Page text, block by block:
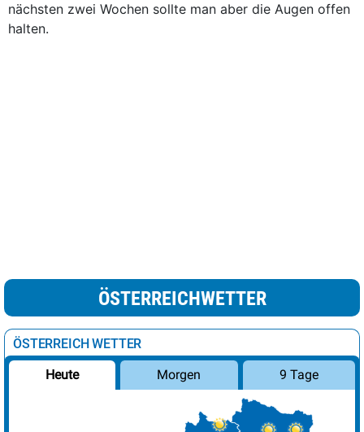
nächsten zwei Wochen sollte man aber die Augen offen
halten.
ÖSTERREICHWETTER
ÖSTERREICH WETTER
Heute Morgen 9 Tage